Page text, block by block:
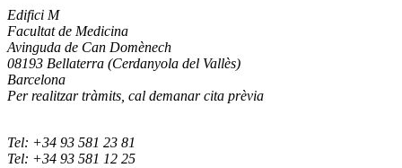
Edifici M
Facultat de Medicina
Avinguda de Can Domènech
08193 Bellaterra (Cerdanyola del Vallès)
Barcelona
Per realitzar tràmits, cal demanar cita prèvia
Tel: +34 93 581 23 81
Tel: +34 93 581 12 25